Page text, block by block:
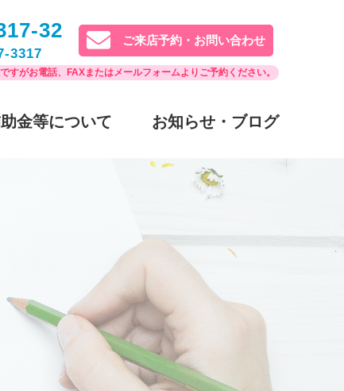
32
3317
ご来店予約・お問い合わせ
すがお電話、FAXまたはメールフォームよりご予約ください。
金等について お知らせ・ブログ